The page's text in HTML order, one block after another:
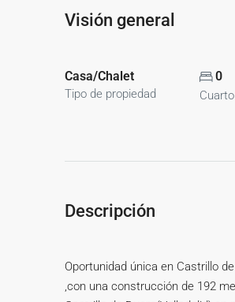
Visión general
Casa/Chalet
Tipo de propiedad
0
Cuarto
Descripción
Oportunidad única en Castrillo
,con una construcción de 192